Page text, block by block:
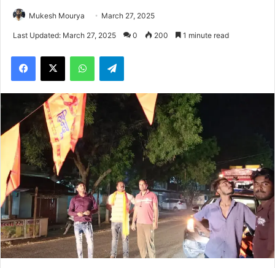
Mukesh Mourya March 27, 2025
Last Updated: March 27, 2025 0 200 1 minute read
Facebook
X WhatsAppTelegram